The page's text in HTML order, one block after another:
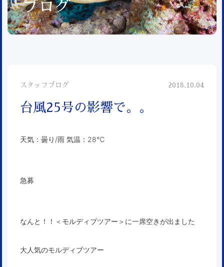
ブログ
スタッフブログ 2018.10.04
台風25号の影響で。。
天気：曇り/雨 気温：28℃
急募
なんと！！＜ モルディブツアー ＞に一席空きが出ました
大人気のモルディブツアー